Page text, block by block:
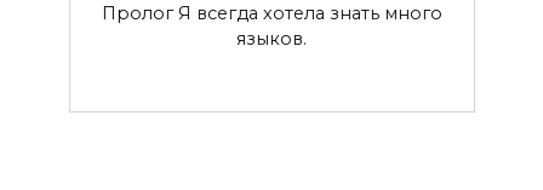
Пролог Я всегда хотела знать много
языков.